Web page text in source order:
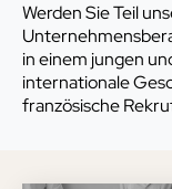
Werden Sie Teil
in einem jungen
internationale
französische